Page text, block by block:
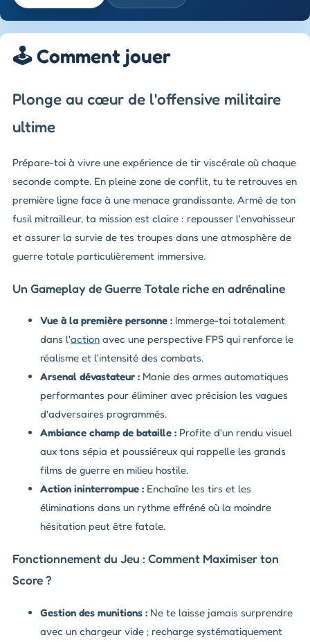
🕹️ Comment jouer
Plonge au cœur de l'offensive militaire
ultime
Prépare-toi à vivre une expérience de tir viscérale où chaque
seconde compte. En pleine zone de conflit, tu te retrouves en
première ligne face à une menace grandissante. Armé de ton
fusil mitrailleur, ta mission est claire : repousser l'envahisseur
et assurer la survie de tes troupes dans une atmosphère de
guerre totale particulièrement immersive.
Un Gameplay de Guerre Totale riche en adrénaline
Vue à la première personne : Immerge-toi totalement
dans l'action avec une perspective FPS qui renforce le
réalisme et l'intensité des combats.
Arsenal dévastateur : Manie des armes automatiques
performantes pour éliminer avec précision les vagues
d'adversaires programmés.
Ambiance champ de bataille : Profite d'un rendu visuel
aux tons sépia et poussiéreux qui rappelle les grands
films de guerre en milieu hostile.
Action ininterrompue : Enchaîne les tirs et les
éliminations dans un rythme effréné où la moindre
hésitation peut être fatale.
Fonctionnement du Jeu : Comment Maximiser ton
Score ?
Gestion des munitions : Ne te laisse jamais surprendre
avec un chargeur vide ; recharge systématiquement